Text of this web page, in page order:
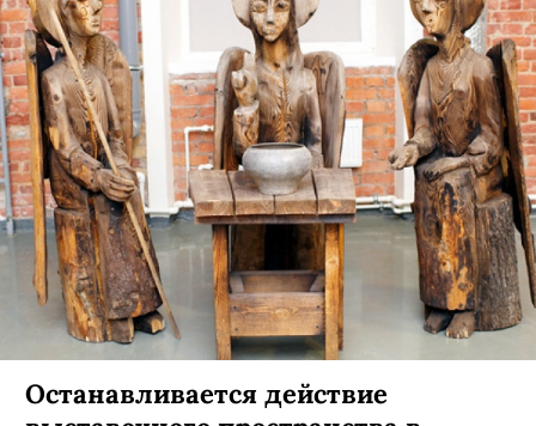
Останавливается действие